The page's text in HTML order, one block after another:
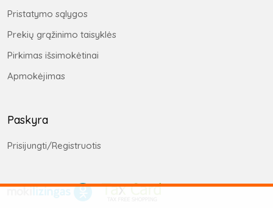
Pristatymo sąlygos
Prekių grąžinimo taisyklės
Pirkimas išsimokėtinai
Apmokėjimas
Paskyra
Prisijungti/Registruotis